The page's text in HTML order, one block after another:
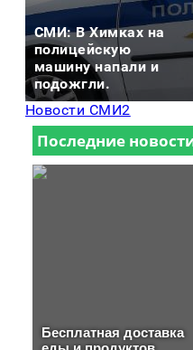
СМИ: В Химках на
полицейскую
машину напали и
подожгли.
Новости СМИ2